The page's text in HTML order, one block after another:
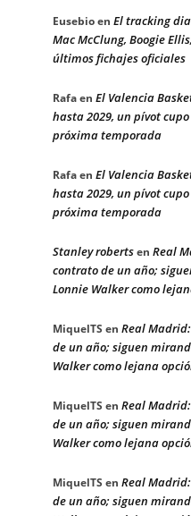
Eusebioen El tracking
Mac McClung, Boogie
últimos fichajes oficiales
Rafaen El Valencia
hasta 2029, un pívot
próxima temporada
Rafaen El Valencia
hasta 2029, un pívot
próxima temporada
Stanley robertsen Real
contrato de un año;
Lonnie Walker como
MiquelTS en Real
de un año; siguen
Walker como lejana
MiquelTS en Real
de un año; siguen
Walker como lejana
MiquelTS en Real
de un año; siguen